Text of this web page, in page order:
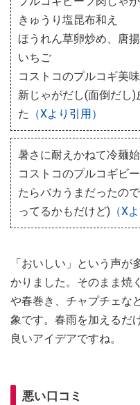
きゅうり塩昆布和え
ほうれん草卵炒め、唐
いちご
コストコのプルコギ美
新じゃがだし(面倒だし
た
（Xより引用）
暑さに耐えかねて冷麺
コストコのプルコギビ
たらバカうまだったの
ってるかもだけど) （X
「おいしい」という声
かりました。そのまま焼
や春巻き、チャプチェな
象です。春雨を加えるだ
良いアイデアですね。
悪い口コミ